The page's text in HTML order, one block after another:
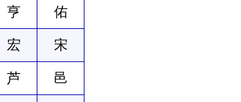
亨 佑
宏 宋
芦 邑